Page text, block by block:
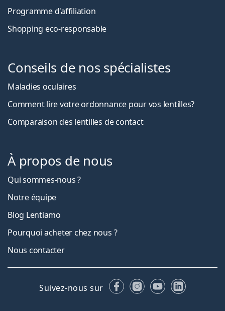
Programme d'affiliation
Shopping eco-responsable
Conseils de nos spécialistes
Maladies oculaires
Comment lire votre ordonnance pour vos lentilles?
Comparaison des lentilles de contact
À propos de nous
Qui sommes-nous ?
Notre équipe
Blog Lentiamo
Pourquoi acheter chez nous ?
Nous contacter
Suivez-nous sur FacebookInstagram
YouTubeLinkedIn